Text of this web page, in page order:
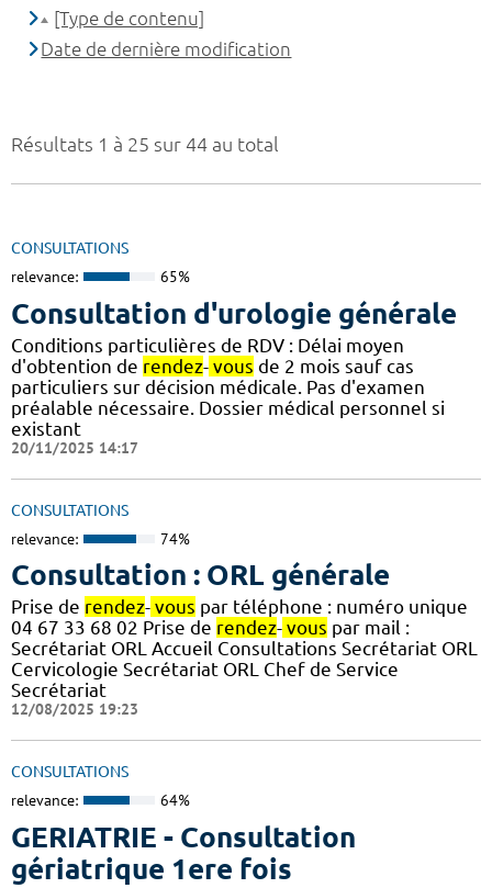
Résultats 1 à 25 sur 44 au total
CONSULTATIONS
relevance: 65%
Consultation d'urologie générale
Conditions particulières de RDV : Délai moyen
d'obtention de rendez- vous de 2 mois sauf cas
particuliers sur décision médicale. Pas d'examen
préalable nécessaire. Dossier médical personnel si
existant
20/11/2025 14:17
CONSULTATIONS
relevance: 74%
Consultation : ORL générale
Prise de rendez- vous par téléphone : numéro unique
04 67 33 68 02 Prise de rendez- vous par mail :
Secrétariat ORL Accueil Consultations Secrétariat ORL
Cervicologie Secrétariat ORL Chef de Service
Secrétariat
12/08/2025 19:23
CONSULTATIONS
relevance: 64%
GERIATRIE - Consultation
gériatrique 1ere fois
[Type de contenu]
Date de dernière modification